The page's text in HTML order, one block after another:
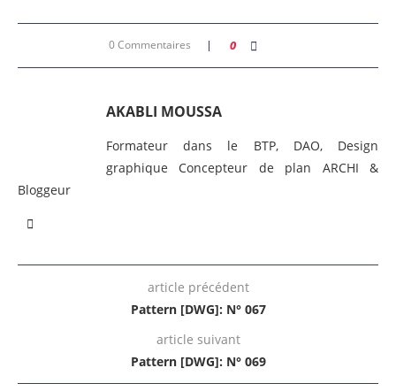
0 Commentaires 0
AKABLI MOUSSA
Formateur dans le BTP, DAO, Design
graphique Concepteur de plan ARCHI &
Bloggeur
article précédent
Pattern [DWG]: N° 067
article suivant
Pattern [DWG]: N° 069